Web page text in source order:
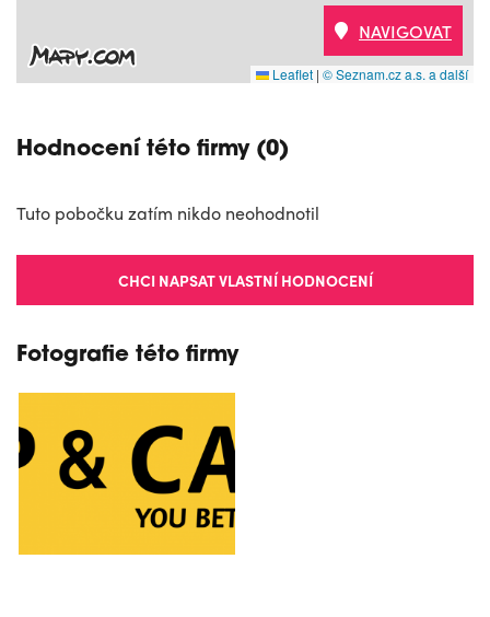
Leaflet | © Seznam.cz a.s. a další
NAVIGOVAT
Hodnocení této firmy (0)
Tuto pobočku zatím nikdo neohodnotil
CHCI NAPSAT VLASTNÍ HODNOCENÍ
Fotografie této firmy